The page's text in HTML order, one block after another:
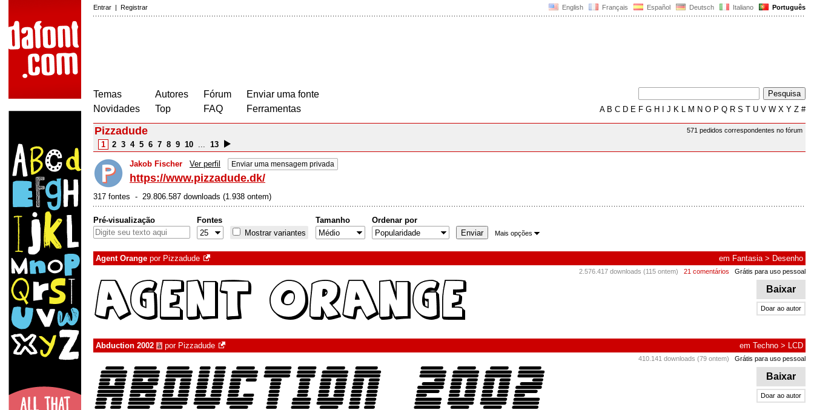
English Français Español Deutsch Italiano Português
Entrar | Registrar
Temas
Novidades
Autores
Top
Fórum
FAQ
Enviar uma fonte
Ferramentas
AB C D E F G H J K L M N O P Q R S T U V W X Y Z #
571 pedidos correspondentes no fórum
Pizzadude
1 2 3 4 5 6 7 8 9 10 ... 13
Jakob Fischer Ver perfil Enviar uma mensagem privada
https://www.pizzadude.dk/
317 fontes - 29.806.587 downloads (1.938 ontem)
Pré-visualização
Fontes
Mostrar variantes
Tamanho Ordenar por
Mais opções
Agent Orange por Pizzadude em Fantasia> Desenho
2.576.417 downloads (115 ontem) 21 comentários Grátis para uso pessoal
Baixar
Doar ao autor
Abduction 2002 à por Pizzadude em Techno > LCD
410.141 downloads (79 ontem) Grátis para uso pessoal
Baixar
Doar ao autor